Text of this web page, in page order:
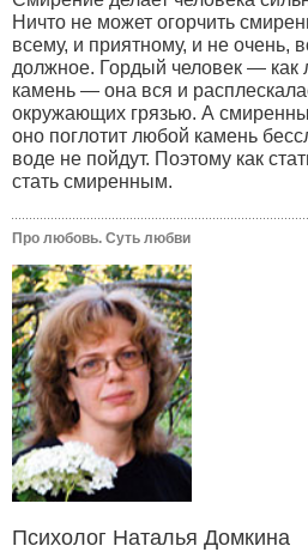
Ничто не может огорчить
всему, и приятному, и не очень,
должное. Гордый человек — как
камень — она вся и
окружающих грязью. А
оно поглотит любой камень
воде не пойдут. Поэтому как
стать смиренным.
Про любовь. Суть любви
Психолог Наталья Домкина